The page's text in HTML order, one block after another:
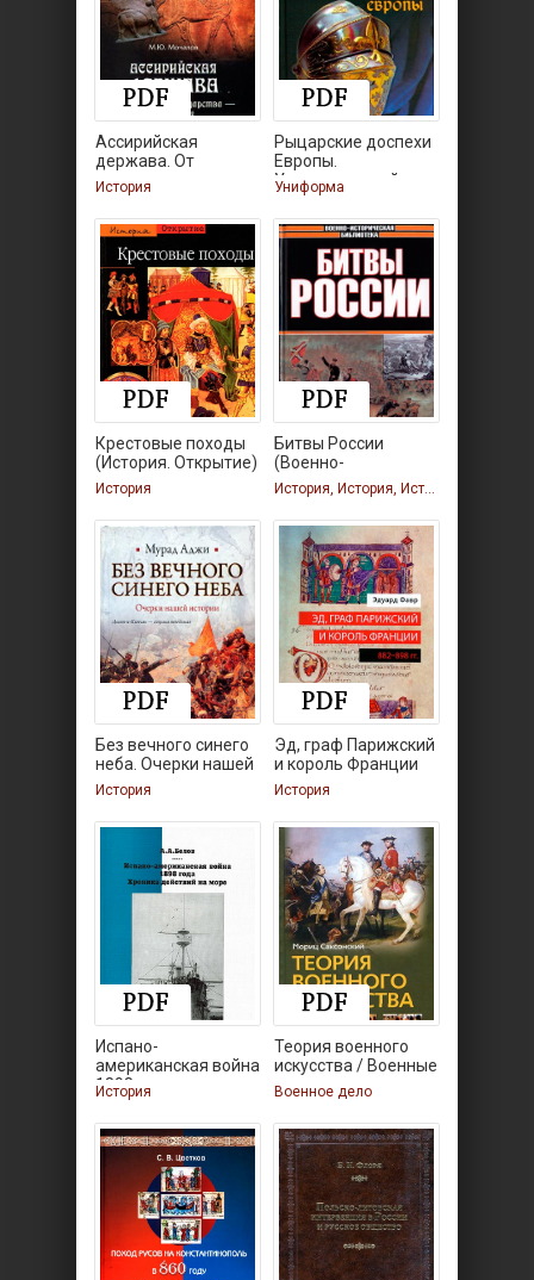
Ассирийская
держава. От
История
Рыцарские доспехи
Европы.
Универсальный
Униформа
Крестовые походы
(История. Открытие)
История
Битвы России
(Военно-
историческая
История, История, История
Без вечного синего
неба. Очерки нашей
История
Эд, граф Парижский
и король Франции
История
Испано-
американская война
1898 года.
История
Теория военного
искусства / Военные
Военное дело